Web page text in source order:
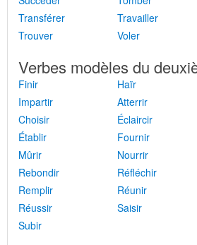
Transférer
Travailler
Trouver
Voler
Verbes modèles du
Finir
Haïr
Impartir
Atterrir
Choisir
Éclaircir
Établir
Fournir
Mûrir
Nourrir
Rebondir
Réfléchir
Remplir
Réunir
Réussir
Saisir
Subir